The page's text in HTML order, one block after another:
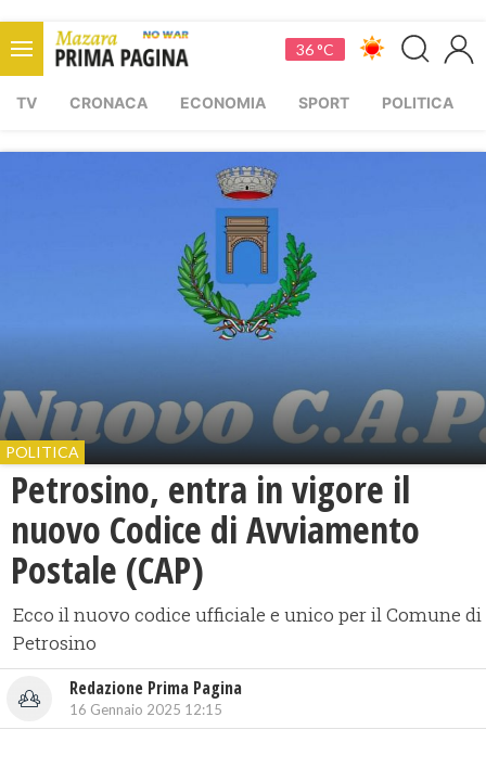
36 °C
TV CRONACA ECONOMIA SPORT POLITICA
POLITICA
Petrosino, entra in vigore il
nuovo Codice di Avviamento
Postale (CAP)
Ecco il nuovo codice ufficiale e unico per il Comune di
Petrosino
Redazione Prima Pagina
16 Gennaio 2025 12:15